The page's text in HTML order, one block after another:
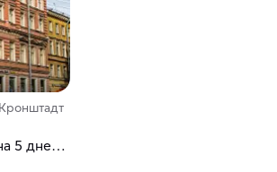
5 дней.